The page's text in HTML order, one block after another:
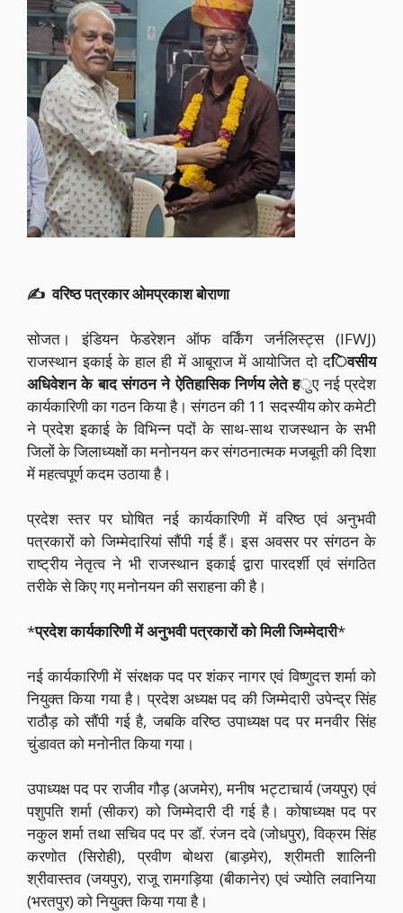
✍️ वरिष्ठ पत्रकार ओमप्रकाश बोराणा
सोजत। इंडियन फेडरेशन ऑफ वर्किंग जर्नलिस्ट्स (IFWJ)
राजस्थान इकाई के हाल ही में आबूराज में आयोजित दो दिवसीय
अधिवेशन के बाद संगठन ने ऐतिहासिक निर्णय लेते हुए नई प्रदेश
कार्यकारिणी का गठन किया है। संगठन की 11 सदस्यीय कोर कमेटी
ने प्रदेश इकाई के विभिन्न पदों के साथ-साथ राजस्थान के सभी
जिलों के जिलाध्यक्षों का मनोनयन कर संगठनात्मक मजबूती की दिशा
में महत्वपूर्ण कदम उठाया है।
प्रदेश स्तर पर घोषित नई कार्यकारिणी में वरिष्ठ एवं अनुभवी
पत्रकारों को जिम्मेदारियां सौंपी गई हैं। इस अवसर पर संगठन के
राष्ट्रीय नेतृत्व ने भी राजस्थान इकाई द्वारा पारदर्शी एवं संगठित
तरीके से किए गए मनोनयन की सराहना की है।
*प्रदेश कार्यकारिणी में अनुभवी पत्रकारों को मिली जिम्मेदारी*
नई कार्यकारिणी में संरक्षक पद पर शंकर नागर एवं विष्णुदत्त शर्मा को
नियुक्त किया गया है। प्रदेश अध्यक्ष पद की जिम्मेदारी उपेन्द्र सिंह
राठौड़ को सौंपी गई है, जबकि वरिष्ठ उपाध्यक्ष पद पर मनवीर सिंह
चुंडावत को मनोनीत किया गया।
उपाध्यक्ष पद पर राजीव गौड़ (अजमेर), मनीष भट्टाचार्य (जयपुर) एवं
पशुपति शर्मा (सीकर) को जिम्मेदारी दी गई है। कोषाध्यक्ष पद पर
नकुल शर्मा तथा सचिव पद पर डॉ. रंजन दवे (जोधपुर), विक्रम सिंह
करणोत (सिरोही), प्रवीण बोथरा (बाड़मेर), श्रीमती शालिनी
श्रीवास्तव (जयपुर), राजू रामगड़िया (बीकानेर) एवं ज्योति लवानिया
(भरतपुर) को नियुक्त किया गया है।